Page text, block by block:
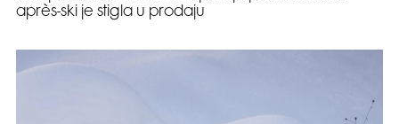
après-ski je stigla u prodaju